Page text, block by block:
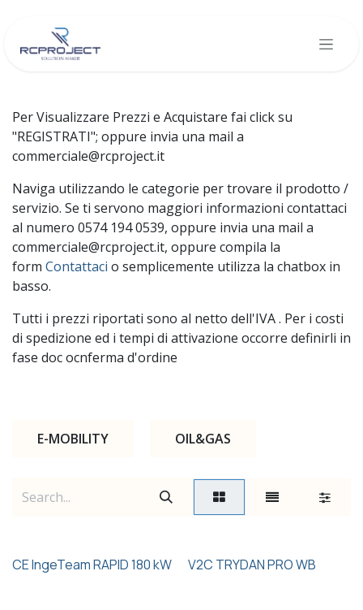
Per Visualizzare Prezzi e Acquistare fai click su
"REGISTRATI"; oppure invia una mail a
commerciale@rcproject.it
Naviga utilizzando le categorie per trovare il prodotto /
servizio. Se ti servono maggiori informazioni contattaci
al numero 0574 194 0539, oppure invia una mail a
commerciale@rcproject.it, oppure compila la
form Contattaci o semplicemente utilizza la chatbox in
basso.
Tutti i prezzi riportati sono al netto dell'IVA . Per i costi
di spedizione ed i tempi di attivazione occorre definirli in
fase doc ocnferma d'ordine
E-MOBILITY OIL&GAS
CE IngeTeam RAPID 180 kW V2C TRYDAN PRO WB